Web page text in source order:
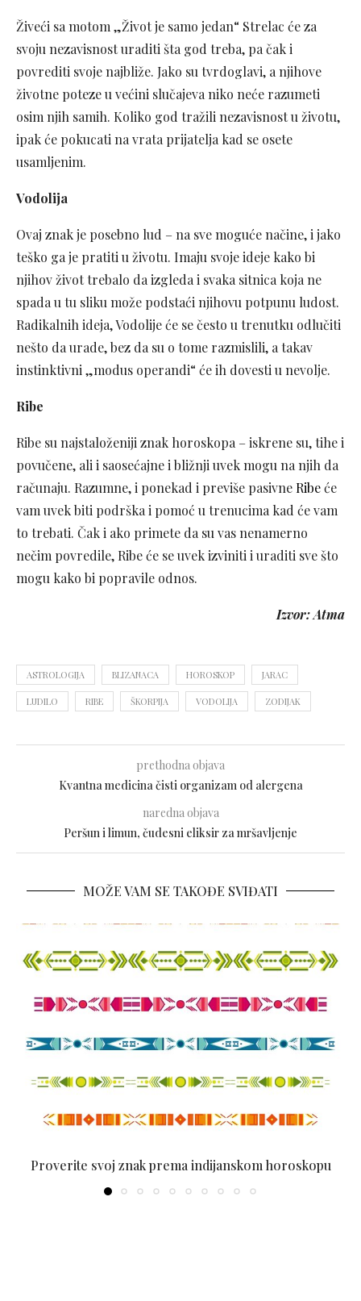
Živeći sa motom „Život je samo jedan“ Strelac će za
svoju nezavisnost uraditi šta god treba, pa čak i
povrediti svoje najbliže. Jako su tvrdoglavi, a njihove
životne poteze u većini slučajeva niko neće razumeti
osim njih samih. Koliko god tražili nezavisnost u životu,
ipak će pokucati na vrata prijatelja kad se osete
usamljenim.
Vodolija
Ovaj znak je posebno lud – na sve moguće načine, i jako
teško ga je pratiti u životu. Imaju svoje ideje kako bi
njihov život trebalo da izgleda i svaka sitnica koja ne
spada u tu sliku može podstaći njihovu potpunu ludost.
Radikalnih ideja, Vodolije će se često u trenutku odlučiti
nešto da urade, bez da su o tome razmislili, a takav
instinktivni „modus operandi“ će ih dovesti u nevolje.
Ribe
Ribe su najstaloženiji znak horoskopa – iskrene su, tihe i
povučene, ali i saosećajne i bližnji uvek mogu na njih da
računaju. Razumne, i ponekad i previše pasivneRibeće
vam uvek biti podrška i pomoć u trenucima kad će vam
to trebati. Čak i ako primete da su vas nenamerno
nečim povredile, Ribe će se uvek izviniti i uraditi sve što
mogu kako bi popravile odnos.
Izvor: Atma
ASTROLOGIJA BLIZANACA HOROSKOP JARAC
LUDILO RIBE ŠKORPIJA VODOLIJA ZODIJAK
prethodna objava
Kvantna medicina čisti organizam od alergena
naredna objava
Peršun i limun, čudesni eliksir za mršavljenje
MOŽE VAM SE TAKOĐE SVIĐATI
Proverite svoj znak prema indijanskom horoskopu